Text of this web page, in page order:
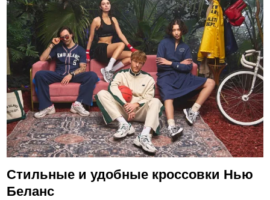
Стильные и удобные кроссовки Нью
Беланс